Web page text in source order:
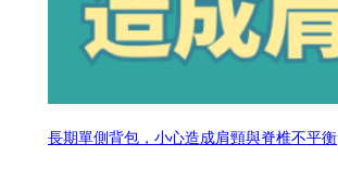
長期單側背包，小心造成肩頸與脊椎不平衡